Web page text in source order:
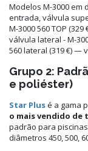
Modelos M-3000 em
entrada, válvula
M-3000 560 TOP
válvula lateral - M-
560 lateral (319 €) —
Grupo 2:
e poliéster)
Star Plusé a gama
o mais vendido
padrão para
diâmetros 450, 500,